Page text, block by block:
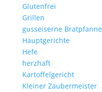
Glutenfrei
Grillen
gusseiserne Bratpfanne
Hauptgerichte
Hefe
herzhaft
Kartoffelgericht
Kleiner Zaubermeister